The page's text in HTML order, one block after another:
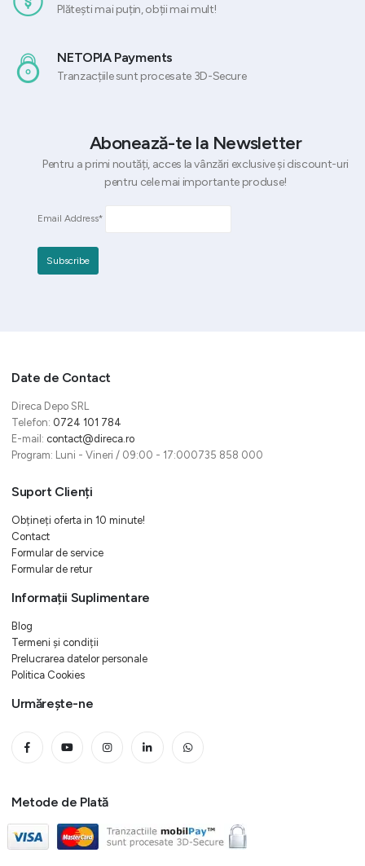
Plătești mai puțin, obții mai mult!
NETOPIA Payments
Tranzacțiile sunt procesate 3D-Secure
Abonează-te la Newsletter
Pentru a primi noutăți, acces la vânzări exclusive și discount-uri
pentru cele mai importante produse!
Email Address*
Date de Contact
Direca Depo SRL
Telefon: 0724 101 784
E-mail: contact@direca.ro
Program: Luni - Vineri / 09:00 - 17:000735 858 000
Suport Clienți
Obțineți oferta in 10 minute!
Contact
Formular de service
Formular de retur
Informații Suplimentare
Blog
Termeni și condiții
Prelucrarea datelor personale
Politica Cookies
Urmărește-ne
Metode de Plată